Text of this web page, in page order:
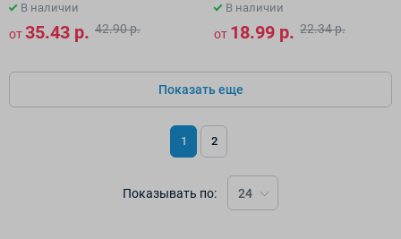
В наличии
от35.43 р. 42.90 р.
В наличии
от 18.99 р. 22.34 р.
Показать еще
Показывать по: 24
1 2